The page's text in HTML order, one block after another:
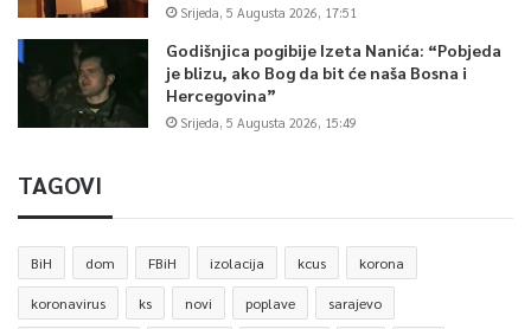
Srijeda, 5 Augusta 2026, 17:51
Godišnjica pogibije Izeta Nanića: “Pobjeda
je blizu, ako Bog da bit će naša Bosna i
Hercegovina”
Srijeda, 5 Augusta 2026, 15:49
TAGOVI
BiH dom FBiH izolacija kcus korona
koronavirus ks novi poplave sarajevo